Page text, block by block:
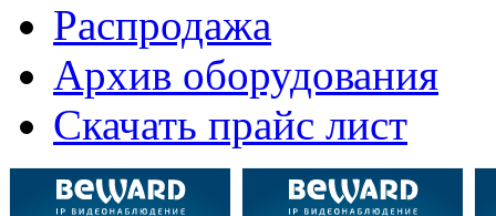
Распродажа
Архив оборудования
Скачать прайс лист